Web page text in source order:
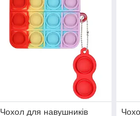
Чохол для навушників